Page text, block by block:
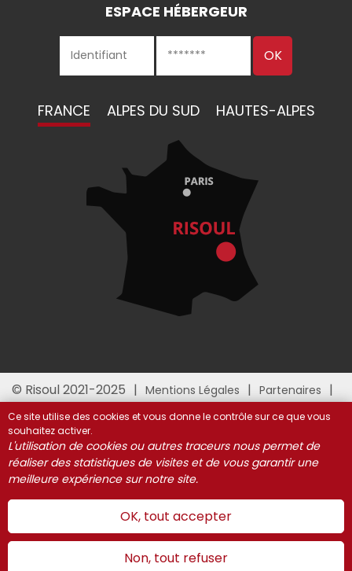
ESPACE HÉBERGEUR
FRANCE ALPES DU SUD HAUTES-ALPES
© Risoul 2021-2025 Mentions Légales
Partenaires
Gestion des cookies
Ce site utilise des cookies et vous donne le contrôle sur ce que vous
souhaitez activer.
L'utilisation de cookies ou autres traceurs nous permet de
réaliser des statistiques de visites et de vous garantir une
meilleure expérience sur notre site.
OK, tout accepter
Non, tout refuser